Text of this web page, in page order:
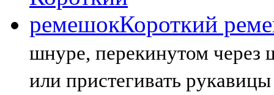
Короткий
шнуре, перекинутом через
или пристегивать